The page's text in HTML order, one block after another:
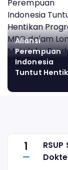
Aliansi
Perempuan
Indonesia
Tuntut
dalam Long
1